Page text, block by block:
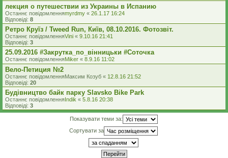
лекция о путешествии из Украины в Испанию
Останнє повідомленняmyrdmy « 26.1.17 16:24
Відповіді: 8
Ретро Круїз / Tweed Run, Київ, 08.10.2016. Фотозвіт.
Останнє повідомленняVini « 9.10.16 21:41
Відповіді: 3
25.09.2016 #Закрутка_по_вінницьки #Соточка
Останнє повідомленняMiker « 8.9.16 11:02
Вело-Петиция №2
Останнє повідомленняМаксим Козуб « 12.8.16 21:52
Відповіді: 20
Будівництво байк парку Slavsko Bike Park
Останнє повідомленняIndik « 5.8.16 20:38
Відповіді: 3
Показувати теми за:
Сортувати за